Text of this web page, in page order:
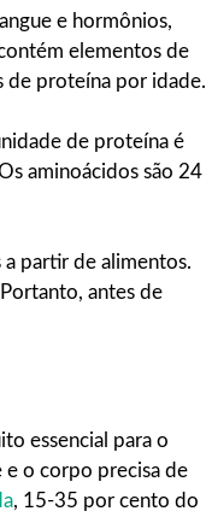
e hormônios,
elementos de
de proteína por idade.
de proteína é
aminoácidos são 24
partir de alimentos.
antes de
essencial para o
e o corpo precisa de
, 15-35 por cento do